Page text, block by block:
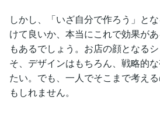
しかし、「いざ自分で作ろう」と
けて良いか、本当にこれで効果が
もあるでしょう。お店の顔となる
そ、デザインはもちろん、戦略的
たい。でも、一人でそこまで考え
もしれません。